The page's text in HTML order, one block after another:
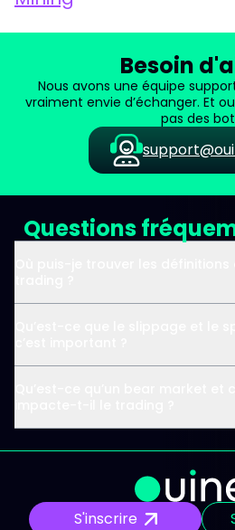
Besoin
Nous avons une équipe
vraiment envie d’échanger. Et
pas des
Questions
S'inscrire